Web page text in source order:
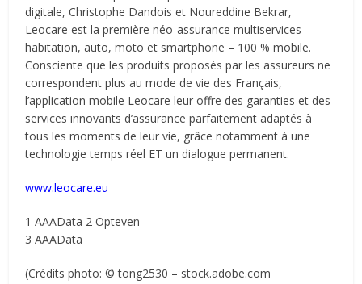
digitale, Christophe Dandois et Noureddine Bekrar,
Leocare est la première néo-assurance multiservices –
habitation, auto, moto et smartphone – 100 % mobile.
Consciente que les produits proposés par les assureurs ne
correspondent plus au mode de vie des Français,
l’application mobile Leocare leur offre des garanties et des
services innovants d’assurance parfaitement adaptés à
tous les moments de leur vie, grâce notamment à une
technologie temps réel ET un dialogue permanent.
www.leocare.eu
1 AAAData 2 Opteven
3 AAAData
(Crédits photo: © tong2530 – stock.adobe.com